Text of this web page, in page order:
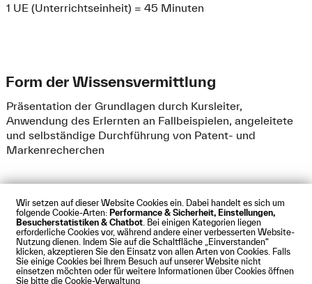
Wir setzen auf dieser Website Cookies ein. Dabei handelt es sich um
folgende Cookie-Arten: Performance & Sicherheit, Einstellungen,
Besucherstatistiken & Chatbot . Bei einigen Kategorien liegen
erforderliche Cookies vor, während andere einer verbesserten Website-
Nutzung dienen. Indem Sie auf die Schaltfläche „Einverstanden“
klicken, akzeptieren Sie den Einsatz von allen Arten von Cookies. Falls
Sie einige Cookies bei Ihrem Besuch auf unserer Website nicht
einsetzen möchten oder für weitere Informationen über Cookies öffnen
Sie bitte die Cookie-Verwaltung
1 UE (Unterrichtseinheit) = 45 Minuten
Form der Wissensvermittlung
Präsentation der Grundlagen durch Kursleiter,
Anwendung des Erlernten an Fallbeispielen, angeleitete
und selbständige Durchführung von Patent- und
Markenrecherchen
Impressum Datenschutz Cookies
Barrierefreiheit
Kontakt Presse Anfahrt Intranet Webmail
© Technische Hochschule Augsburg